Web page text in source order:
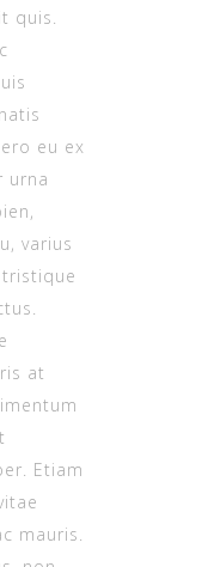
quis.
eu ex
urna
varius
at
Etiam
mauris.